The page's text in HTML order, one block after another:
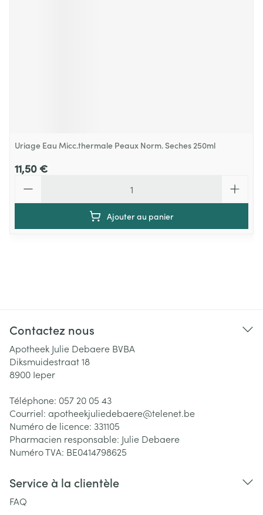
Uriage Eau Micc.thermale Peaux Norm. Seches 250ml
11,50 €
Ajouter au panier
Contactez nous
Apotheek Julie Debaere BVBA
Diksmuidestraat 18
8900 Ieper
Téléphone: 057 20 05 43
Courriel: apotheekjuliedebaere@telenet.be
Numéro de licence: 331105
Pharmacien responsable: Julie Debaere
Numéro TVA: BE0414798625
Service à la clientèle
FAQ